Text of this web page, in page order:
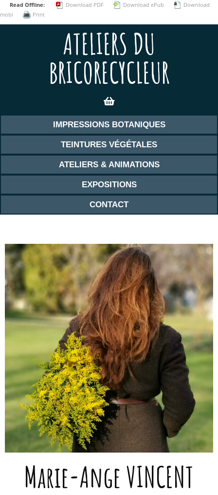
Read Offline: Download PDF Download ePub
Download
mobi
Print
ATELIERS DU
BRICORECYCLEUR
IMPRESSIONS BOTANIQUES
TEINTURES VÉGÉTALES
ATELIERS & ANIMATIONS
EXPOSITIONS
CONTACT
Marie-Ange VINCENT